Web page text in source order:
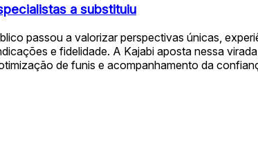
a substituiu
passou a valorizar perspectivas únicas,
e fidelidade. A Kajabi aposta nessa
de funis e acompanhamento da